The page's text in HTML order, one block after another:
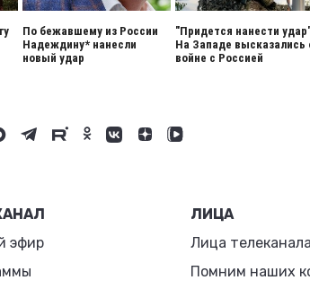
По бежавшему из России
Надеждину* нанесли
новый удар
"Придется нанести
На Западе высказались
войне с Россией
эфир
ЛИЦА
Лица телеканала
Помним наших